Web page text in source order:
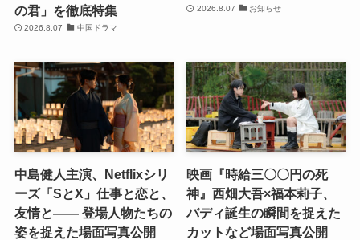
の君」を徹底特集
2026.8.07 中国ドラマ
2026.8.07 お知らせ
中島健人主演、Netflixシリ
ーズ「SとX」仕事と恋と、
友情と―― 登場人物たちの
姿を捉えた場面写真公開
映画『時給三〇〇円の死
神』西畑大吾×福本莉子、
バディ誕生の瞬間を捉えた
カットなど場面写真公開